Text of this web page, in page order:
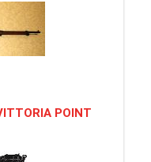
POINT